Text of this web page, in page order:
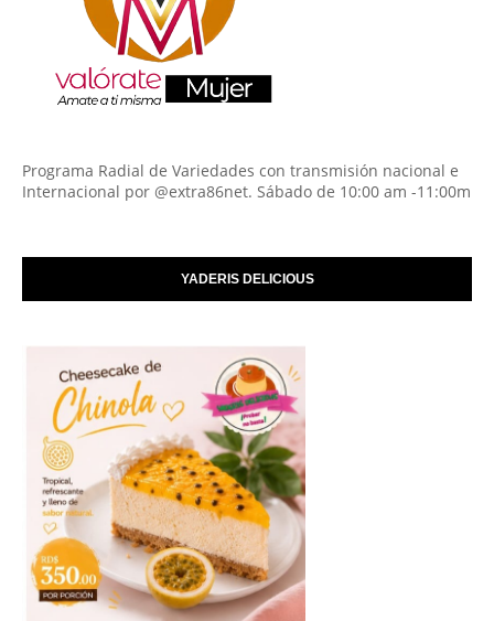
Programa Radial de Variedades con transmisión nacional e
Internacional por @extra86net. Sábado de 10:00 am -11:00m
YADERIS DELICIOUS